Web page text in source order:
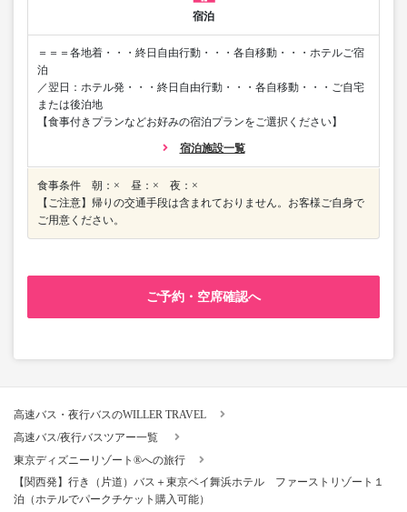
宿泊
＝＝＝各地着・・・終日自由行動・・・各自移動・・・ホテルご宿
泊
／翌日：ホテル発・・・終日自由行動・・・各自移動・・・ご自宅
または後泊地
【食事付きプランなどお好みの宿泊プランをご選択ください】
宿泊施設一覧
食事条件 朝：× 昼：× 夜：×
【ご注意】帰りの交通手段は含まれておりません。お客様ご自身で
ご用意ください。
ご予約・空席確認へ
高速バス・夜行バスのWILLER TRAVEL
高速バス/夜行バスツアー一覧
東京ディズニーリゾート®への旅行
【関西発】行き（片道）バス＋東京ベイ舞浜ホテル ファーストリゾート１
泊（ホテルでパークチケット購入可能）